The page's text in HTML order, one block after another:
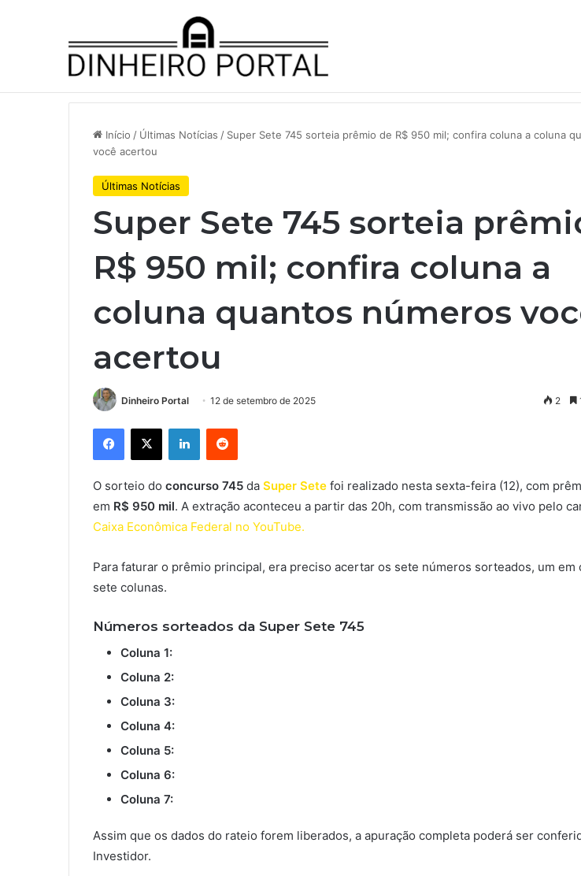
Notícias de Última Hora A Volkswagen está em ‘encruzilhada histórica’ e precisa cortar custos, diz
Início / Últimas Notícias / Super Sete 745 sorteia prêmio de R$ 950 mil; confira coluna a coluna
você acertou
Últimas Notícias
Super Sete 745 sorteia
R$ 950 mil; confira coluna a
coluna quantos números
acertou
Dinheiro Portal 12 de setembro de 2025 2
Facebook
X LinkedinReddit
O sorteio do concurso 745 da Super Sete foi realizado nesta sexta-feira (12), com
em R$ 950 mil. A extração aconteceu a partir das 20h, com transmissão ao vivo pelo
Caixa Econômica Federal no YouTube.
Para faturar o prêmio principal, era preciso acertar os sete números sorteados, um em
sete colunas.
Números sorteados da Super Sete 745
Coluna 1:
Coluna 2:
Coluna 3:
Coluna 4:
Coluna 5:
Coluna 6:
Coluna 7:
Assim que os dados do rateio forem liberados, a apuração completa poderá ser
Investidor.